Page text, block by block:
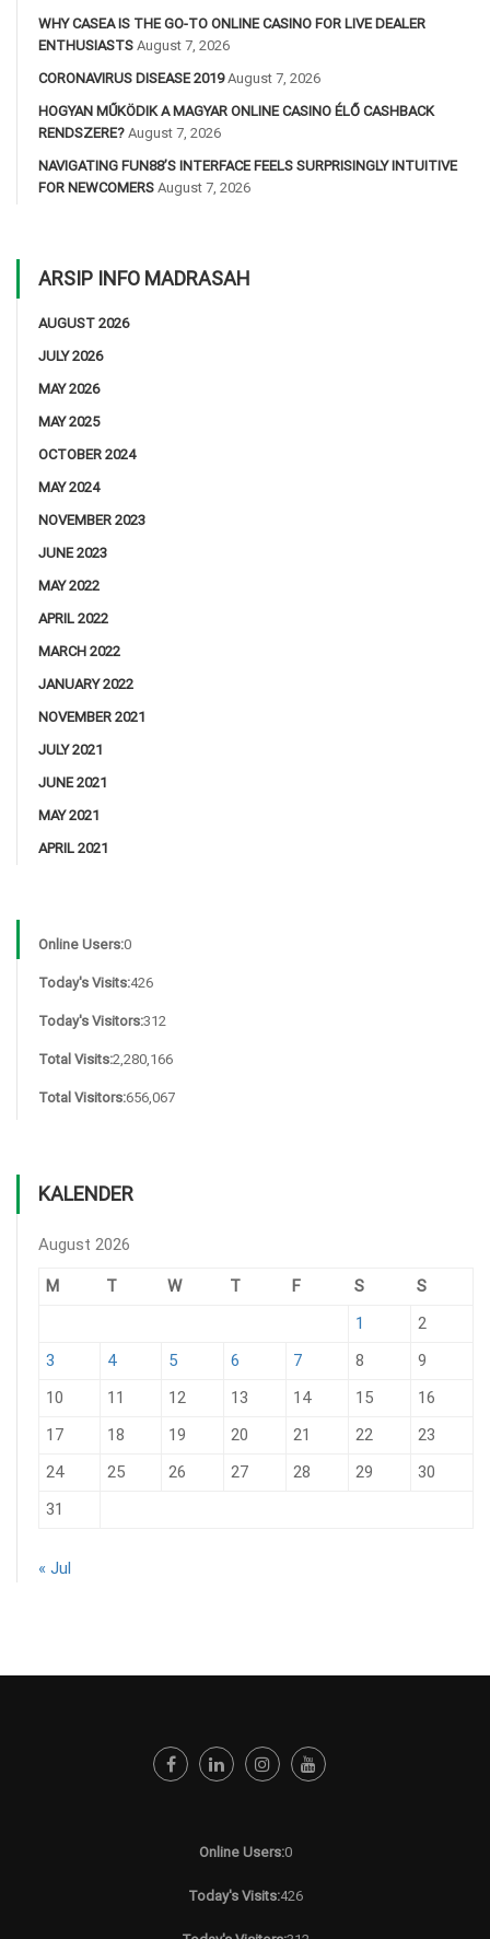
WHY CASEA IS THE GO-TO ONLINE CASINO FOR LIVE DEALER
ENTHUSIASTS August 7, 2026
CORONAVIRUS DISEASE 2019 August 7, 2026
HOGYAN MŰKÖDIK A MAGYAR ONLINE CASINO ÉLŐ CASHBACK
RENDSZERE? August 7, 2026
NAVIGATING FUN88’S INTERFACE FEELS SURPRISINGLY INTUITIVE
FOR NEWCOMERS August 7, 2026
ARSIP INFO MADRASAH
AUGUST 2026
JULY 2026
MAY 2026
MAY 2025
OCTOBER 2024
MAY 2024
NOVEMBER 2023
JUNE 2023
MAY 2022
APRIL 2022
MARCH 2022
JANUARY 2022
NOVEMBER 2021
JULY 2021
JUNE 2021
MAY 2021
APRIL 2021
Online Users:0
Today's Visits:426
Today's Visitors:312
Total Visits:2,280,166
Total Visitors:656,067
KALENDER
August 2026
M T W T F S
S
1
2
3
4 5 6 7 8
9
10
11 12 13 14 15
16
17
18 19 20 21 22
23
24
25 26 27 28 29
30
31
« Jul
Online Users:0
Today's Visits:426